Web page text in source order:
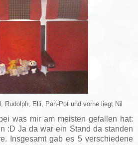
Rudolph, Elli, Pan-Pot und vorne liegt Nil
was mir am meisten gefallen hat:
:D Ja da war ein Stand da standen
Insgesamt gab es 5 verschiedene